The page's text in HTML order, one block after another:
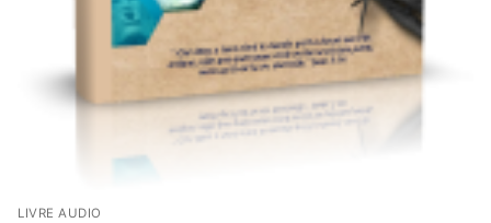
LIVRE AUDIO